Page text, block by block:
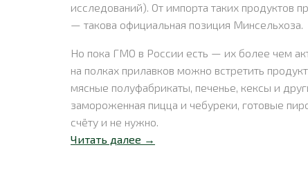
исследований). От импорта таких продуктов
— такова официальная позиция Минсельхоза.
Но пока ГМО в России есть — их более чем
на полках прилавков можно встретить
мясные полуфабрикаты, печенье, кексы и
замороженная пицца и чебуреки, готовые
счёту и не нужно.
Читать далее →